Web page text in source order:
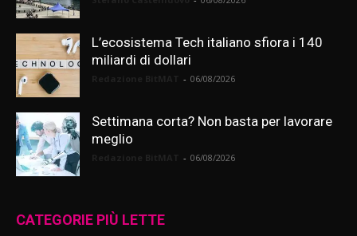
L’ecosistema Tech italiano sfiora i 140
miliardi di dollari
- 06/08/2026
Settimana corta? Non basta per lavorare
meglio
- 06/08/2026
CATEGORIE PIÙ LETTE